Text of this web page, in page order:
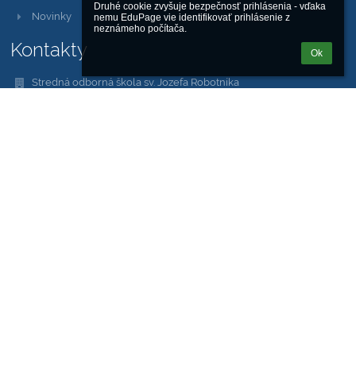
Druhé cookie zvyšuje bezpečnosť prihlásenia - vďaka
nemu EduPage vie identifikovať prihlásenie z
neznámeho počítača.
Ok
Novinky
Kontakty
Stredná odborná škola sv. Jozefa Robotníka